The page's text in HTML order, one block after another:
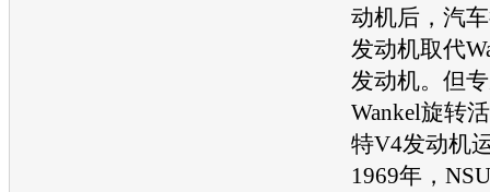
动机后， 汽车
发动机取代
发动机。但
Wankel旋转
特V4发动机
1969年，NSU